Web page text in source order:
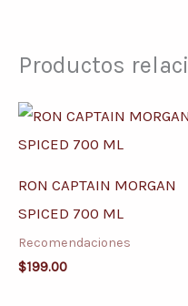
Productos
RON CAPTAIN MORGAN
SPICED 700 ML
Recomendaciones
$199.00